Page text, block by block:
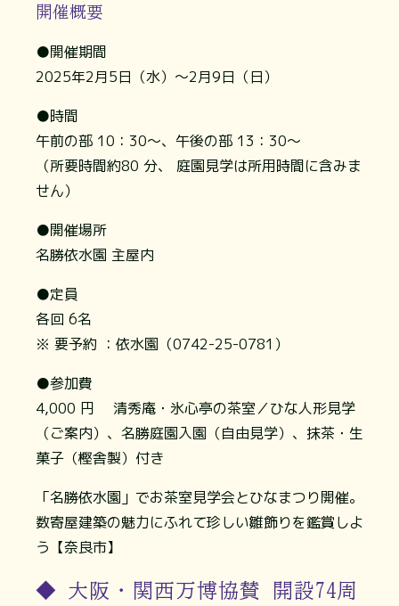
開催概要
●開催期間
2025年2月5日（水）～2月9日（日）
●時間
午前の部 10：30～、午後の部 13：30～
（所要時間約80 分、 庭園見学は所用時間に含みま
せん）
●開催場所
名勝依水園 主屋内
●定員
各回 6名
※ 要予約 ：依水園（0742-25-0781）
●参加費
4,000 円 清秀庵・氷心亭の茶室／ひな人形見学
（ご案内）、名勝庭園入園（自由見学）、抹茶・生
菓子（樫舎製）付き
「名勝依水園」でお茶室見学会とひなまつり開催。
数寄屋建築の魅力にふれて珍しい雛飾りを鑑賞しよ
う【奈良市】
◆ 大阪・関西万博協賛 開設74周